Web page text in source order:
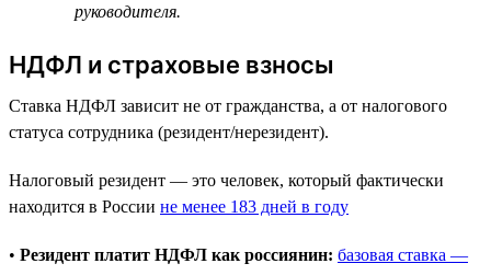
руководителя.
НДФЛ и страховые взносы
Ставка НДФЛ зависит не от гражданства, а от налогового
статуса сотрудника (резидент/нерезидент).
Налоговый резидент — это человек, который фактически
находится в России не менее 183 дней в году
• Резидент платит НДФЛ как россиянин: базовая ставка —